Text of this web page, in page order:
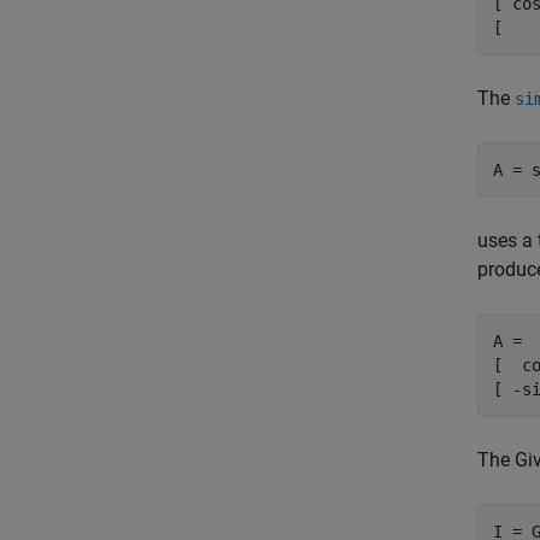
[
The
A =
uses a
A =
[
[ -
The
I =